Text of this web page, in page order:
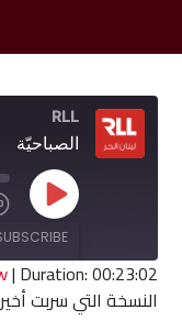
RLL
الصباحيّة
Play
SHARE
| Duration: 00:23:02
النسخة التي سربت